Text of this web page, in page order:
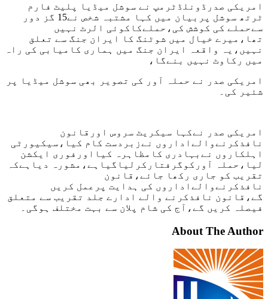
امریکی صدرڈونلڈٹرمپ نے سوشل میڈیا پلیٹ فارم
ٹرتھ سوشل پربیان میں کہا مشتبہ شخص نے15 گز دور
سےحملے کی کوشش کی،حملےکاکوئی الرٹ نہیں
تھا،میرے خیال میں شوٹنگ کا ایران جنگ سے تعلق
نہیں،یہ واقعہ ایران جنگ میں ہماری کامیابی کی راہ
میں رکاوٹ نہیں بنےگا،
امریکی صدر نے حملہ آور کی تصویر بھی سوشل میڈیا پر
شئیر کی۔
امریکی صدر نےکہا سیکریٹ سروس اورقانون
نافذکرنےوالےاداروں نےزبردست کام کیا،سیکیورٹی
اہلکاروں نےبہادری کامظاہرہ کیااورفوری ایکشن
لیا،حملہ آورکوگرفتارکرلیاگیاہے،مشورہ دیاہےکہ
تقریب کو جاری رکھا جائے،قانون
نافذکرنےوالےاداروں کی ہدایت پرعمل کریں
گے،قانون نافذکرنے والے ادارے جلد تقریب سے متعلق
فیصلہ کریں گے،آج کی شام پلان سے بہت مختلف ہوگی۔
About The Author